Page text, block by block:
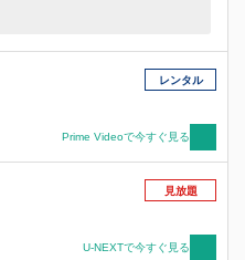
ンス×夫婦再構築の物語 かつて
恋＝甘美で切ない純愛”として
かった不倫ドラマですが・・・
される側の正妻を主人公に据
”をサスペンスフルに描写しなが
の正義”そして・・・試練の末
のパートナー”として成長してい
レンタル
Prime Videoで今すぐ見る
見放題
U-NEXTで今すぐ見る